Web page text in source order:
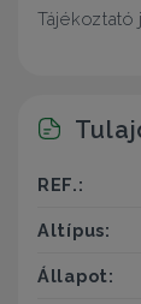
Tájékoztató
REF.:
Altípus:
Állapot: